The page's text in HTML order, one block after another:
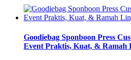
Goodiebag Sponboon Press
Event Praktis, Kuat, & Ramah